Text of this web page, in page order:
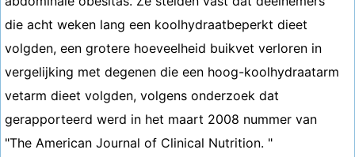
die acht weken lang een koolhydraatbeperkt dieet
volgden, een grotere hoeveelheid buikvet verloren in
vergelijking met degenen die een hoog-koolhydraatarm
vetarm dieet volgden, volgens onderzoek dat
gerapporteerd werd in het maart 2008 nummer van
"The American Journal of Clinical Nutrition. "